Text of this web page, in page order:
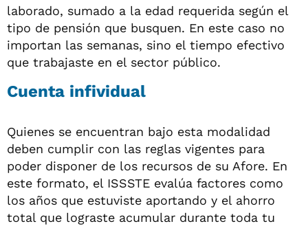
laborado, sumado a la edad requerida según el
tipo de pensión que busquen. En este caso no
importan las semanas, sino el tiempo efectivo
que trabajaste en el sector público.
Cuenta infividual
Quienes se encuentran bajo esta modalidad
deben cumplir con las reglas vigentes para
poder disponer de los recursos de su Afore. En
este formato, el ISSSTE evalúa factores como
los años que estuviste aportando y el ahorro
total que lograste acumular durante toda tu